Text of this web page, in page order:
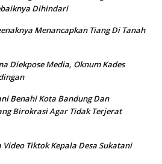
Dihindari
Menancapkan Tiang Di Tanah
Diekpose Media, Oknum Kades
Benahi Kota Bandung Dan
Birokrasi Agar Tidak Terjerat
Tiktok Kepala Desa Sukatani